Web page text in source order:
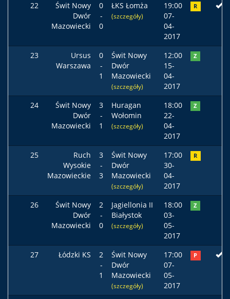
22
Świt Nowy
Dwór
Mazowiecki
0
-
0
ŁKS Łomża
(szczegóły)
19:00
07-
04-
2017
R
23
Ursus
Warszawa
0
-
1
Świt Nowy
Dwór
Mazowiecki
(szczegóły)
12:00
15-
04-
2017
Z
24
Świt Nowy
Dwór
Mazowiecki
3
-
1
Huragan
Wołomin
(szczegóły)
18:00
22-
04-
2017
Z
25
Ruch
Wysokie
Mazowieckie
3
-
3
Świt Nowy
Dwór
Mazowiecki
(szczegóły)
17:00
30-
04-
2017
R
26
Świt Nowy
Dwór
Mazowiecki
2
-
0
Jagiellonia II
Białystok
(szczegóły)
18:00
03-
05-
2017
Z
27 Łódzki KS
2
-
1
Świt Nowy
Dwór
Mazowiecki
(szczegóły)
17:00
07-
05-
2017
P